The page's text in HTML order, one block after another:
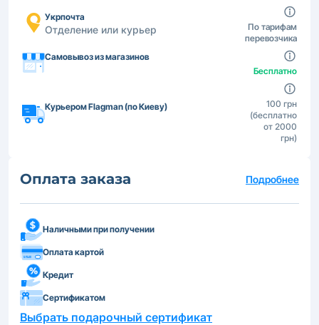
Укрпочта
Отделение или курьер
По тарифам
перевозчика
Самовывоз из магазинов
Бесплатно
Курьером Flagman (по Киеву)
100 грн
(бесплатно
от 2000
грн)
Оплата заказа Подробнее
Наличными при получении
Оплата картой
Кредит
Сертификатом
Выбрать подарочный сертификат